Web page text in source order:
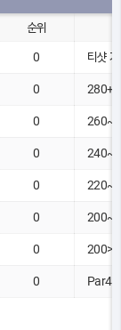
순위
0 티샷
0 280+
0
0
0
0
0 200>
0